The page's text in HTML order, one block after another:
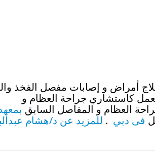
أمراض و إصابات مفصل الفخذ
العظام يعمل كاستشاري جراحة العظام و
العظام و المفاصل السابق
فى دبي .للمزيد عن د/هشام